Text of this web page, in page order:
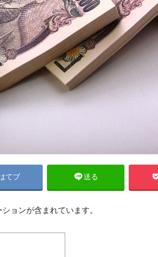
てブ 送る
ョンが含まれています。